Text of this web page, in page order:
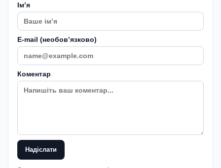
Імʼя
E-mail (необовʼязково)
Коментар
Надіслати